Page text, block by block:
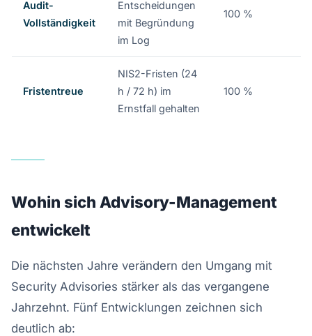
Audit-
Vollständigkeit
Entscheidungen
mit Begründung
im Log
100 %
Fristentreue
NIS2-Fristen (24
h / 72 h) im
Ernstfall gehalten
100 %
Wohin sich Advisory-Management
entwickelt
Die nächsten Jahre verändern den Umgang mit
Security Advisories stärker als das vergangene
Jahrzehnt. Fünf Entwicklungen zeichnen sich
deutlich ab: